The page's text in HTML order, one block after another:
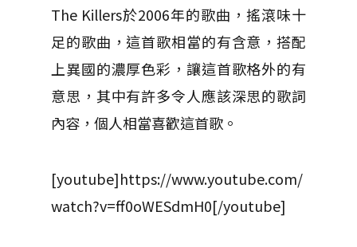
The Killers於2006年的歌曲，搖滾味十
足的歌曲，這首歌相當的有含意，搭配
上異國的濃厚色彩，讓這首歌格外的有
意思，其中有許多令人應該深思的歌詞
內容，個人相當喜歡這首歌。
[youtube]https://www.youtube.com/
watch?v=ff0oWESdmH0[/youtube]